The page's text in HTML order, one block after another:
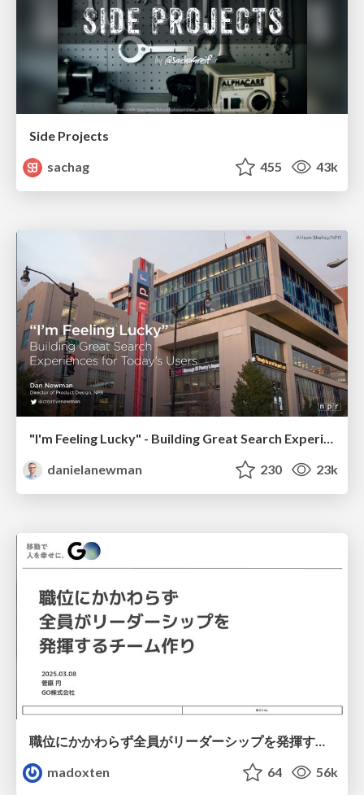
Side Projects
sachag
455 43k
"I'm Feeling Lucky" - Building Great Search Experiences for Today's Users (#IAC19)
danielanewman
230 23k
職位にかかわらず全員がリーダーシップを発揮するチーム作り / Building a team where everyone can demonstrate leadership regardless of position
madoxten
64 56k